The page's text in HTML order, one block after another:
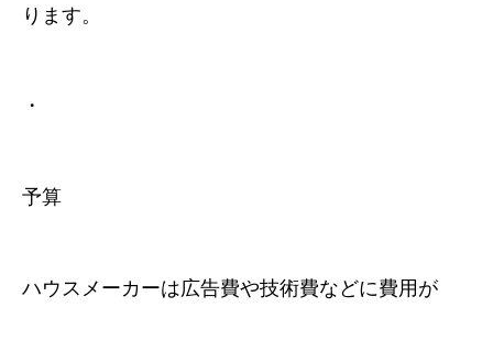
ります。
・
予算
ハウスメーカーは広告費や技術費などに費用が